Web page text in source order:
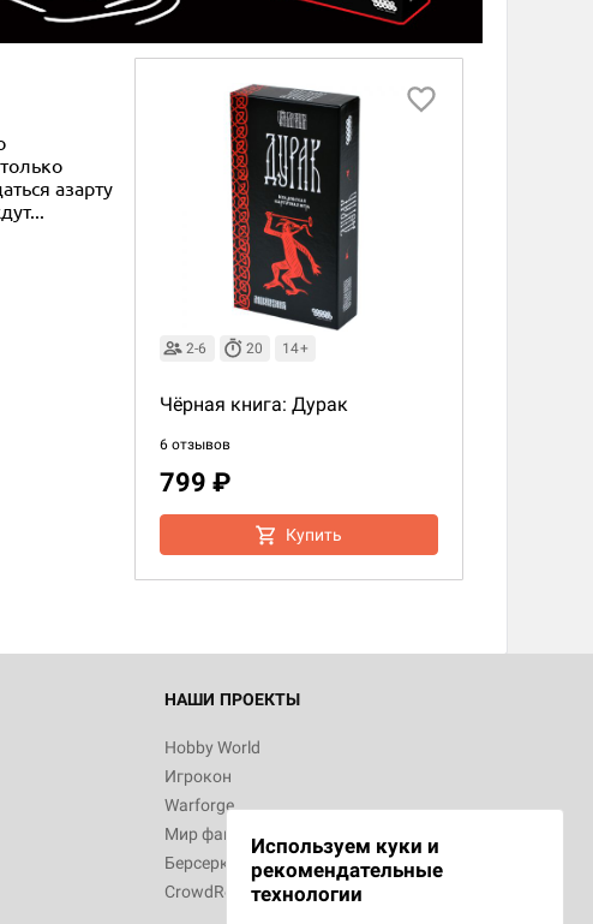
азарту
2-6 20 14+
Чёрная книга: Дурак
6 отзывов
799 ₽
Купить
НАШИ ПРОЕКТЫ
Hobby World
Игрокон
Warforge
Мир фантастики
Берсерк
CrowdRepublic
Используем куки и
рекомендательные
технологии